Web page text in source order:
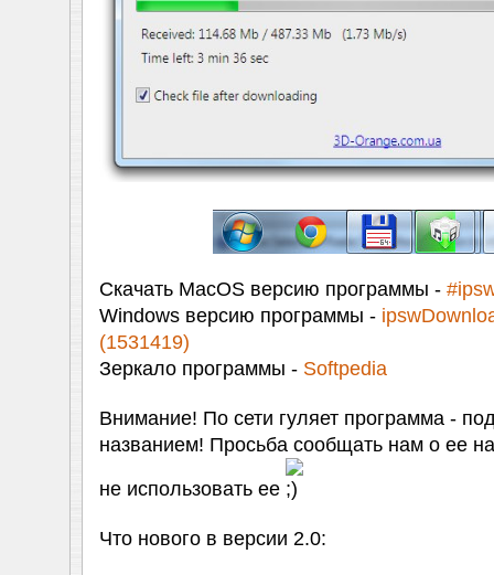
Скачать MacOS версию программы -
Windows версию программы -
(1531419)
Зеркало программы - Softpedia
Внимание! По сети гуляет программа -
названием! Просьба сообщать нам о ее
не использовать ее
Что нового в версии 2.0: